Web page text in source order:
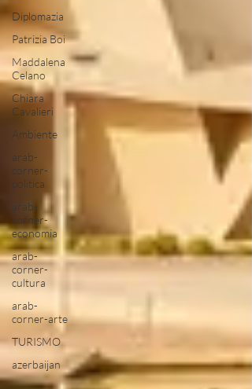
Diplomazia
Patrizia Boi
Maddalena
Celano
Chiara
Cavalieri
Ambiente
arab-
corner-
politica
arab-
corner-
economia
arab-
corner-
cultura
arab-
corner-arte
TURISMO
azerbaijan